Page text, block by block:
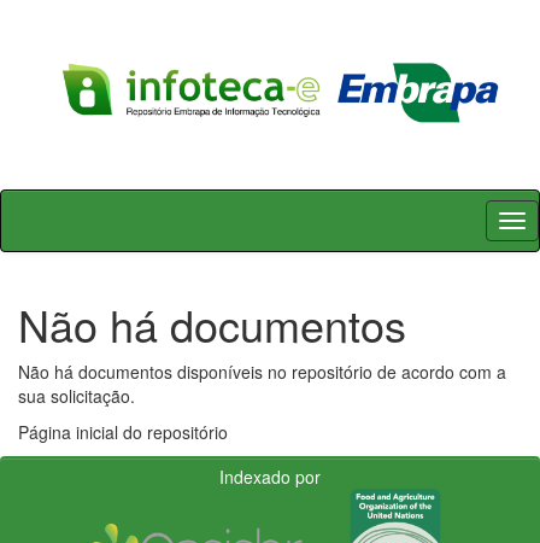
Skip
Não há documentos
Não há documentos disponíveis no repositório de acordo com a
sua solicitação.
Página inicial do repositório
Indexado por